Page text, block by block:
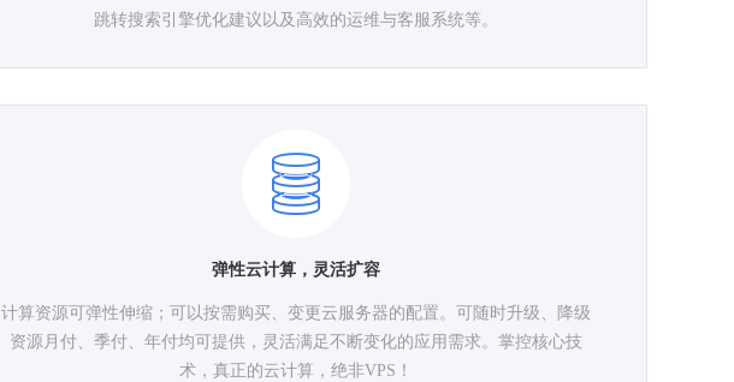
跳转搜索引擎优化建议以及高效的运维与客服系统等。
弹性云计算，灵活扩容
计算资源可弹性伸缩；可以按需购买、变更云服务器的配置。可随时升级、降级
资源月付、季付、年付均可提供，灵活满足不断变化的应用需求。掌控核心技
术，真正的云计算，绝非VPS！